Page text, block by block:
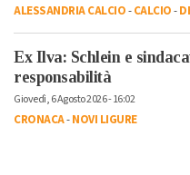
ALESSANDRIA CALCIO-CALCIO-
Ex Ilva: Schlein e
responsabilità
Giovedì, 6 Agosto 2026 - 16:02
CRONACA-NOVI LIGURE